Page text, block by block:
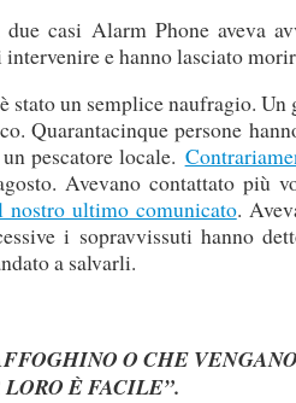
casi Alarm Phone aveva
e hanno lasciato
stato un semplice naufragio.
Quarantacinque persone
pescatore locale.
Avevano contattato più
nostro ultimo comunicato.
i sopravvissuti hanno
a salvarli.
O CHE
È FACILE”.